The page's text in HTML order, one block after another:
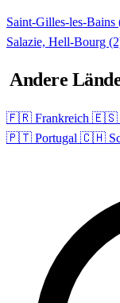
Saint-Gilles-les-Bains
Salazie, Hell-Bourg
Andere
🇫🇷 Frankreich 🇪🇸
🇵🇹 Portugal 🇨🇭